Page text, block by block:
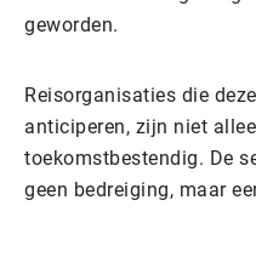
geworden.
Reisorganisaties die
anticiperen, zijn niet
toekomstbestendig. De
geen bedreiging, maar